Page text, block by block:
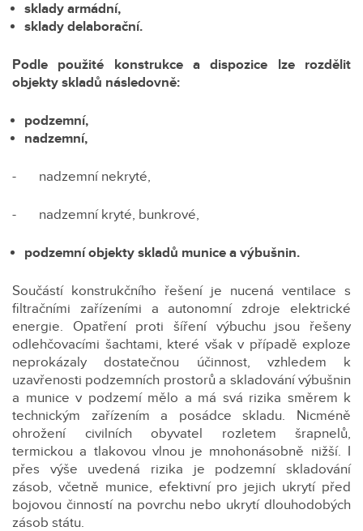
sklady armádní,
sklady delaborační.
Podle použité konstrukce a dispozice lze rozdělit
objekty skladů následovně:
podzemní,
nadzemní,
- nadzemní nekryté,
- nadzemní kryté, bunkrové,
podzemní objekty skladů munice a výbušnin.
Součástí konstrukčního řešení je nucená ventilace s
filtračními zařízeními a autonomní zdroje elektrické
energie. Opatření proti šíření výbuchu jsou řešeny
odlehčovacími šachtami, které však v případě exploze
neprokázaly dostatečnou účinnost, vzhledem k
uzavřenosti podzemních prostorů a skladování výbušnin
a munice v podzemí mělo a má svá rizika směrem k
technickým zařízením a posádce skladu. Nicméně
ohrožení civilních obyvatel rozletem šrapnelů,
termickou a tlakovou vlnou je mnohonásobně nižší. I
přes výše uvedená rizika je podzemní skladování
zásob, včetně munice, efektivní pro jejich ukrytí před
bojovou činností na povrchu nebo ukrytí dlouhodobých
zásob státu.